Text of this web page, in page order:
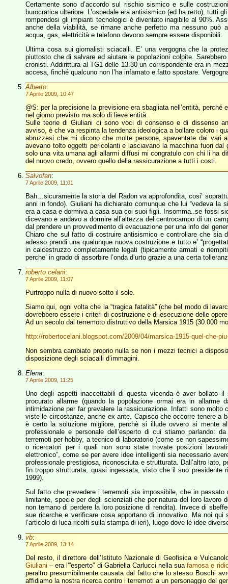
Certamente sono d’accordo sul rischio sismico e sulle
burocratica ulteriore. L’ospedale era antisismico (ed ha retto), tutti
rompendosi gli impianti tecnologici è diventato inagibile al 90%.
anche della viabilità, se rimane anche perfetto ma nessuno
acqua, gas, elettricità e telefono devono sempre essere disponibili.
Ultima cosa sui giornalisti sciacalli. E’ una vergogna che la
piuttosto che di salvare ed aiutare le popolazioni colpite.
cronisti. Addirittura al TG1 delle 13.30 un corrispondente era in
accesa, finché qualcuno non l’ha infamato e fatto spostare.
Alberto:
7 Aprile 2009, 10:47
@S: per la precisione la previsione era sbagliata nell’entità,
nel giorno previsto ma solo di lieve entità.
Sulle teorie di Giuliani ci sono voci di consenso e di dissenso
avviso, è che va respinta la tendenza ideologica a bollare coloro i
abruzzesi che mi dicono che molte persone, spaventate dai vari
avevano tolto oggetti pericolanti e lasciavano la macchina fuori
solo una vita umana agli allarmi diffusi mi congratulo con chi li ha
del nuovo credo, ovvero quello della rassicurazione a tutti i costi.
Salvofan:
7 Aprile 2009, 11:01
Bah…sicuramente la storia del Radon va approfondita, cosi’
anni in fondo). Giuliani ha dichiarato comunque che lui “vedeva la
era a casa e dormiva a casa sua coi suoi figli. Insomma..se fossi
dicevano e andavo a dormire all’altezza del centrocampo di un
dal prendere un provvedimento di evacuazione per una info del
Chiaro che sul fatto di costruire antisismico e controllare che sia
adesso prendi una qualunque nuova costruzione e tutto e’
in calcestruzzo completamente legati (tipicamente armati e
perche’ in grado di assorbire l’onda d’urto grazie a una certa
roberto celani:
7 Aprile 2009, 11:07
Purtroppo nulla di nuovo sotto il sole.
Siamo qui, ogni volta che la “tragica fatalità” (che bel modo di
dovrebbero essere i criteri di costruzione e di esecuzione delle
Ad un secolo dal terremoto distruttivo della Marsica 1915 (30.000
http://robertocelani.blogspot.com/2009/04/marsica-1915-quel-che-
Non sembra cambiato proprio nulla se non i mezzi tecnici a
disposizione degli sciacalli d’immagini.
Elena:
7 Aprile 2009, 11:25
Uno degli aspetti inaccettabili di questa vicenda è aver bollato il
procurato allarme (quando la popolazione ormai era in
intimidazione per far prevalere la rassicurazione. Infatti sono
viste le circostanze, anche ex ante. Capisco che occorre tenere a
è certo la soluzione migliore, perchè si illude ovvero si mente
professionale e personale dell’esperto di cui stiamo parlando:
terremoti per hobby, a tecnico di laboratorio (come se non
o ricercatori per i quali non sono state trovate posizioni
elettronico”, come se per avere idee intelligenti sia necessario
professionale prestigiosa, riconosciuta e strutturata. Dall’altro lato,
fin troppo strutturata, quasi ingessata, visto che il suo presidente
1999).
Sul fatto che prevedere i terremoti sia impossibile, che in
limitante, specie per degli scienziati che per natura del loro lavoro
non temano di perdere la loro posizione di rendita). Invece di
sue ricerche e verificare cosa apportano di innovativo. Ma noi
l’articolo di luca ricolfi sulla stampa di ieri), luogo dove le idee
vb:
7 Aprile 2009, 13:14
Del resto, il direttore dell’Istituto Nazionale di Geofisica e
Giuliani – era l'”esperto” di Gabriella Carlucci nella suafamosa e
peraltro presumibilmente causata dal fatto che lo stesso Boschi
affidiamo la nostra ricerca contro i terremoti a un personaggio del